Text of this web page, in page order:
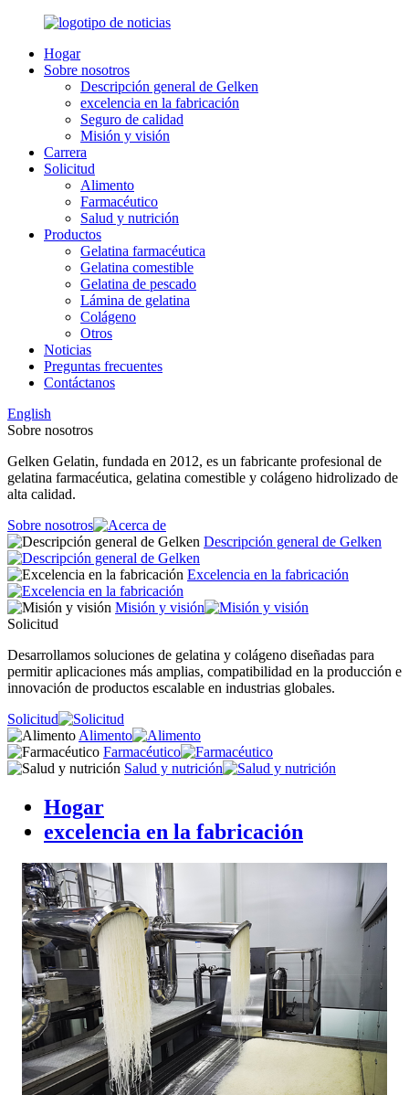
Hogar
Sobre nosotros
Descripción general de Gelken
excelencia en la fabricación
Seguro de calidad
Misión y visión
Carrera
Solicitud
Alimento
Farmacéutico
Salud y nutrición
Productos
Gelatina farmacéutica
Gelatina comestible
Gelatina de pescado
Lámina de gelatina
Colágeno
Otros
Noticias
Preguntas frecuentes
Contáctanos
English
Sobre nosotros
Gelken Gelatin, fundada en 2012, es un fabricante profesional de
gelatina farmacéutica, gelatina comestible y colágeno hidrolizado de
alta calidad.
Sobre nosotros
Descripción general de Gelken
Excelencia en la fabricación
Misión y visión
Solicitud
Desarrollamos soluciones de gelatina y colágeno diseñadas para
permitir aplicaciones más amplias, compatibilidad en la producción e
innovación de productos escalable en industrias globales.
Solicitud
Alimento
Farmacéutico
Salud y nutrición
Hogar
excelencia en la fabricación